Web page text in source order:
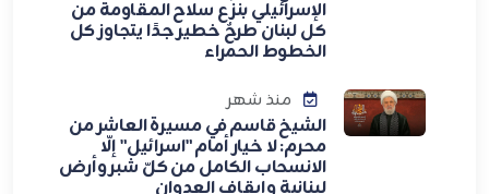
الإسرائيلي بنزع سلاح المقاومة من
كل لبنان طرحٌ خطير جدًا يتجاوز كل
الخطوط الحمراء
منذ شهر
الشيخ قاسم في مسيرة العاشر من
محرم: لا خيار أمام "اسرائيل" إلّا
الانسحاب الكامل من كلّ شبر وأرض